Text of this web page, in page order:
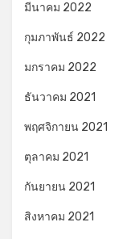
มีนาคม 2022
กุมภาพันธ์ 2022
มกราคม 2022
ธันวาคม 2021
พฤศจิกายน 2021
ตุลาคม 2021
กันยายน 2021
สิงหาคม 2021